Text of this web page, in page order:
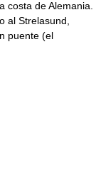
costa de Alemania.
al Strelasund,
puente (el